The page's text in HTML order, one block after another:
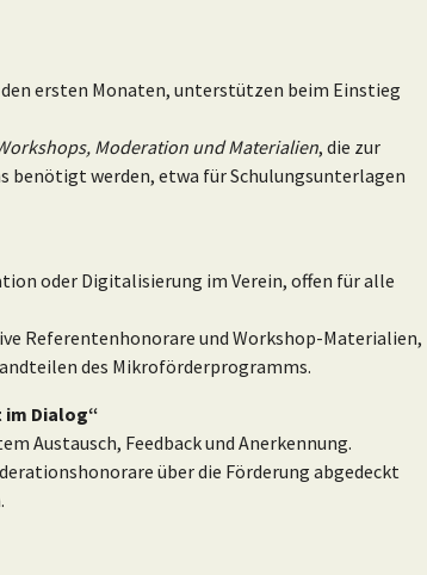
ersten Monaten, unterstützen beim Einstieg
Moderation und Materialien, die zur
benötigt werden, etwa für Schulungsunterlagen
oder Digitalisierung im Verein, offen für alle
Referentenhonorare und Workshop-Materialien,
des Mikroförderprogramms.
im Dialog“
Austausch, Feedback und Anerkennung.
über die Förderung abgedeckt